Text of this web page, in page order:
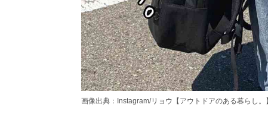
画像出典：Instagram/リョウ【アウトドアのある暮らし